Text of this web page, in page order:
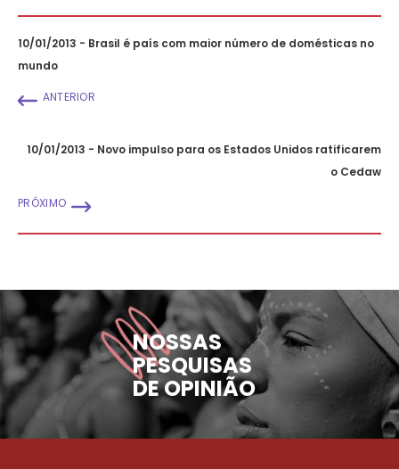
10/01/2013 - Brasil é país com maior número de domésticas no
mundo
ANTERIOR
10/01/2013 - Novo impulso para os Estados Unidos ratificarem
o Cedaw
PRÓXIMO
NOSSAS
PESQUISAS
DE OPINIÃO